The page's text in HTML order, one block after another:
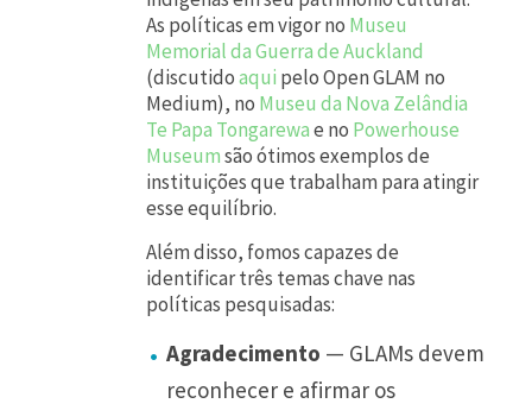
As políticas em vigor no Museu
Memorial da Guerra de Auckland
(discutidoaqui pelo Open GLAM no
Medium), no Museu da Nova Zelândia
Te Papa Tongarewae no Powerhouse
Museumsão ótimos exemplos de
instituições que trabalham para atingir
esse equilíbrio.
Além disso, fomos capazes de
identificar três temas chave nas
políticas pesquisadas:
Agradecimento — GLAMs devem
reconhecer e afirmar os